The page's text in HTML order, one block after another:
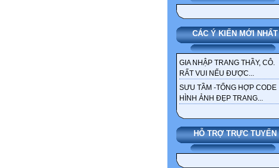
CÁC Ý KIẾN MỚI NHẤT
GIA NHẬP TRANG THẦY, CÔ.
RẤT VUI NẾU ĐƯỢC...
SƯU TẦM -TỔNG HỢP CODE
HÌNH ẢNH ĐẸP TRANG...
HỖ TRỢ TRỰC TUYẾN